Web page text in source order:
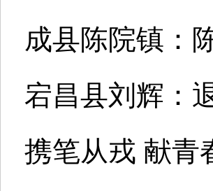
成县陈院镇：
宕昌县刘辉：
携笔从戎 献